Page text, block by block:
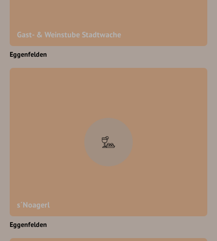
Gast- & Weinstube Stadtwache
Eggenfelden
s´Noagerl
Eggenfelden